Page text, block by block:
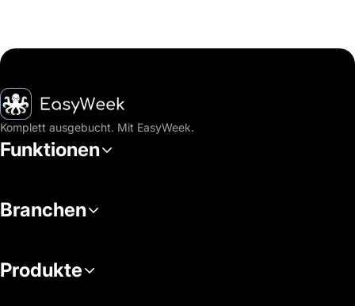
Startseite
Komplett ausgebucht. Mit EasyWeek.
Funktionen
Branchen
Produkte